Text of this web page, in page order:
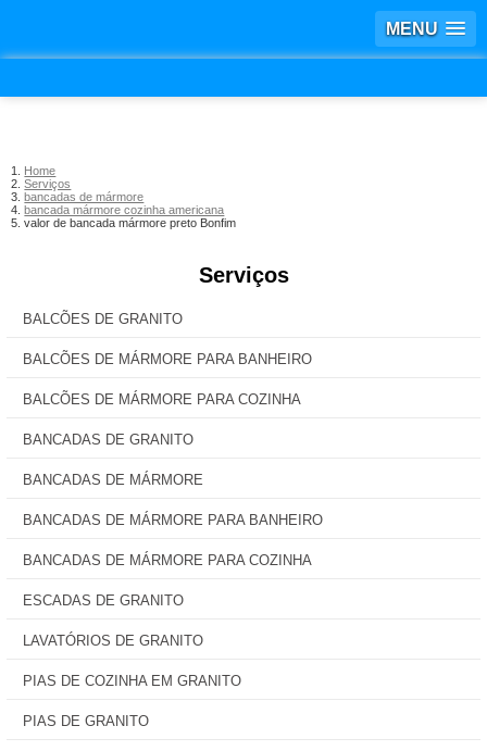
MENU
Home
Serviços
bancadas de mármore
bancada mármore cozinha americana
valor de bancada mármore preto Bonfim
Serviços
BALCÕES DE GRANITO
BALCÕES DE MÁRMORE PARA BANHEIRO
BALCÕES DE MÁRMORE PARA COZINHA
BANCADAS DE GRANITO
BANCADAS DE MÁRMORE
BANCADAS DE MÁRMORE PARA BANHEIRO
BANCADAS DE MÁRMORE PARA COZINHA
ESCADAS DE GRANITO
LAVATÓRIOS DE GRANITO
PIAS DE COZINHA EM GRANITO
PIAS DE GRANITO